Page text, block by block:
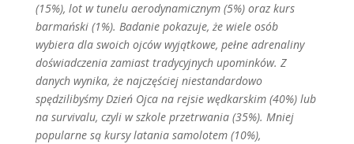
(15%), lot w tunelu aerodynamicznym (5%) oraz kurs
barmański (1%). Badanie pokazuje, że wiele osób
wybiera dla swoich ojców wyjątkowe, pełne adrenaliny
doświadczenia zamiast tradycyjnych upominków. Z
danych wynika, że najczęściej niestandardowo
spędzilibyśmy Dzień Ojca na rejsie wędkarskim (40%) lub
na survivalu, czyli w szkole przetrwania (35%). Mniej
popularne są kursy latania samolotem (10%),